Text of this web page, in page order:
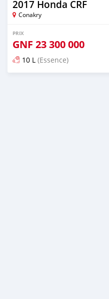
2017 Honda CRF
Conakry
PRIX
GNF 23 300 000
10 L (Essence)